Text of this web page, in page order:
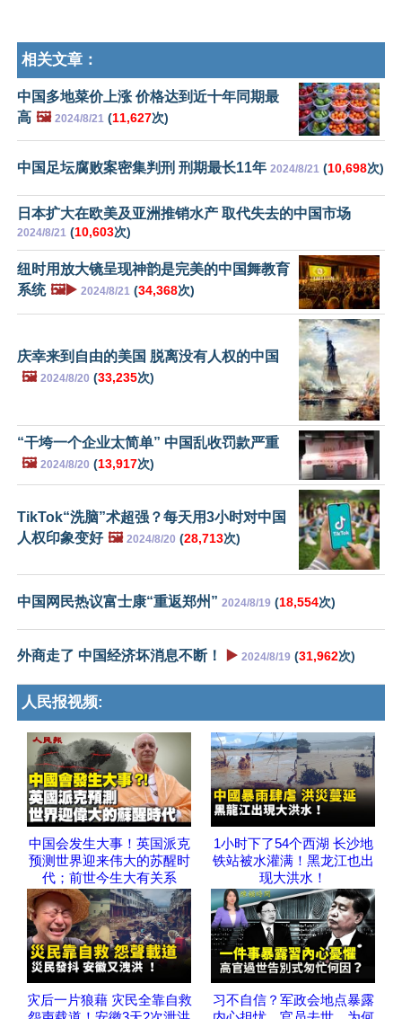
相关文章：
中国多地菜价上涨 价格达到近十年同期最
高 🖼️ 2024/8/21 (11,627次)
中国足坛腐败案密集判刑 刑期最长11年 2024/8/21 (10,698次)
日本扩大在欧美及亚洲推销水产 取代失去的中国市场
2024/8/21 (10,603次)
纽时用放大镜呈现神韵是完美的中国舞教育
系统 🖼️▶️ 2024/8/21 (34,368次)
庆幸来到自由的美国 脱离没有人权的中国
🖼️ 2024/8/20 (33,235次)
“干垮一个企业太简单” 中国乱收罚款严重
🖼️ 2024/8/20 (13,917次)
TikTok“洗脑”术超强？每天用3小时对中国
人权印象变好 🖼️ 2024/8/20 (28,713次)
中国网民热议富士康“重返郑州” 2024/8/19 (18,554次)
外商走了 中国经济坏消息不断！ ▶️ 2024/8/19 (31,962次)
人民报视频:
中国会发生大事！英国派克
预测世界迎来伟大的苏醒时
代；前世今生大有关系
1小时下了54个西湖 长沙地
铁站被水灌满！黑龙江也出
现大洪水！
灾后一片狼藉 灾民全靠自救
习不自信？军政会地点暴露